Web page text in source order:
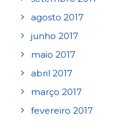
agosto 2017
junho 2017
maio 2017
abril 2017
março 2017
fevereiro 2017